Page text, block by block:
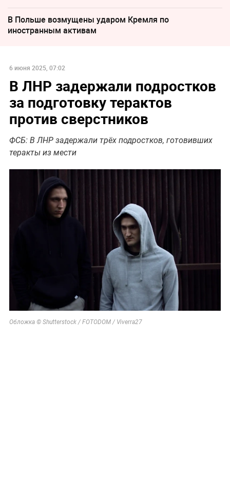
В Польше возмущены ударом Кремля по
иностранным активам
6 июня 2025, 07:02
В ЛНР задержали подростков
за подготовку терактов
против сверстников
ФСБ: В ЛНР задержали трёх подростков, готовивших
теракты из мести
Обложка © Shutterstock / FOTODOM / Viverra27